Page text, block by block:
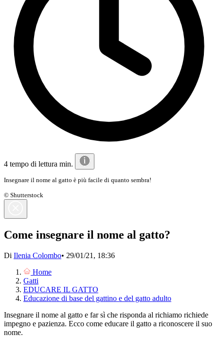
4 tempo di lettura min.
Insegnare il nome al gatto è più facile di quanto sembra!
© Shutterstock
Come insegnare il nome al gatto?
Di Ilenia Colombo• 29/01/21, 18:36
Home
Gatti
EDUCARE IL GATTO
Educazione di base del gattino e del gatto adulto
Insegnare il nome al gatto e far sì che risponda al richiamo richiede
impegno e pazienza. Ecco come educare il gatto a riconoscere il suo
nome.